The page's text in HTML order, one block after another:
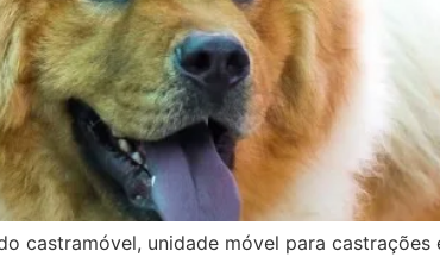
castramóvel, unidade móvel para castrações